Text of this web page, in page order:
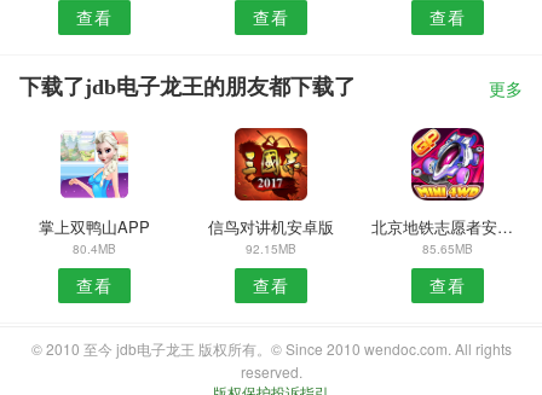
查看 查看 查看
下载了jdb电子龙王的朋友都下载了 更多
掌上双鸭山APP
80.4MB
查看
信鸟对讲机安卓版
92.15MB
查看
北京地铁志愿者安卓版
85.65MB
查看
© 2010 至今 jdb电子龙王 版权所有。© Since 2010 wendoc.com. All rights
reserved.